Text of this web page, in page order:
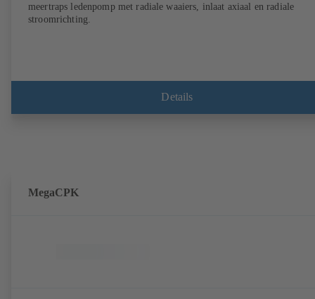
meertraps ledenpomp met radiale waaiers, inlaat axiaal en radiale
stroomrichting.
Details
MegaCPK